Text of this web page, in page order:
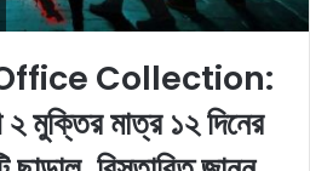
Collection:
২ মুক্তির মাত্র ১২ দিনের